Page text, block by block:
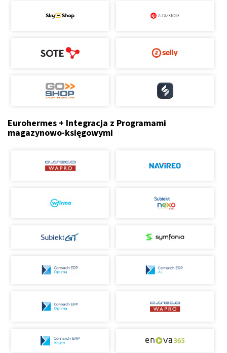
Eurohermes + Integracja z Programami
magazynowo-księgowymi